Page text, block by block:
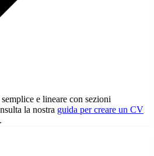
e lineare con sezioni
la nostra guida per creare un CV